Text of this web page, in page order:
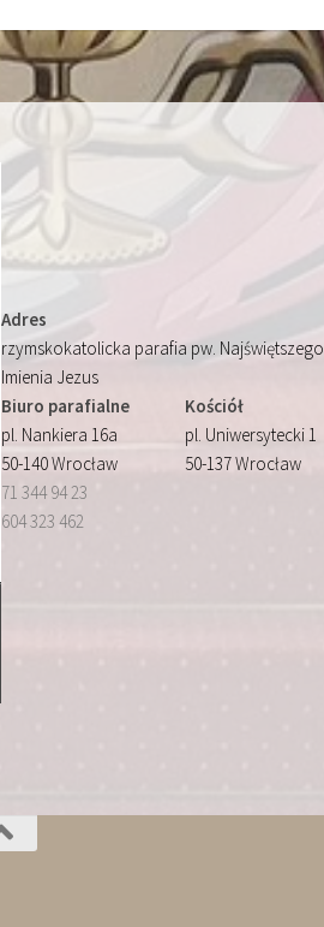
Adres
rzymskokatolicka parafia pw. Najświętszego
Imienia Jezus
Biuro parafialne
pl. Nankiera 16a
50-140 Wrocław
71 344 94 23
604 323 462
Kościół
pl. Uniwersytecki 1
50-137 Wrocław